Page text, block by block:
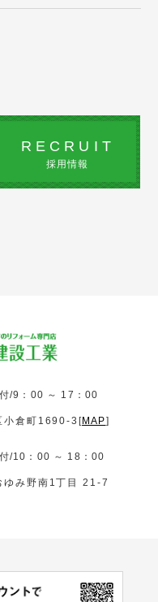
RECRUIT
採用情報
/9：00 ～ 17：00
小倉町1690‐3 [MAP]
/10：00 ～ 18：00
ゆみ野南1丁目 21-7